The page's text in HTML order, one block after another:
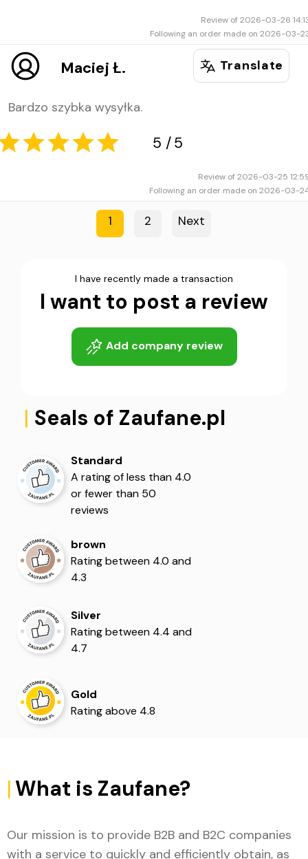
5 5
Review of 2026-03-26
Following an order made on 2026-03-
Maciej Ł. Translate
Bardzo szybka wysyłka.
5
Review of 2026-03-25
Following an order made on 2026-03-
1 2 Next
I have recently made a transaction
I want to post a review
Add company review
| Seals of Zaufane.pl
Standard
A rating of less than 4.0
or fewer than 50
reviews
brown
Rating between 4.0 and
4.3
Silver
Rating between 4.4 and
4.7
Gold
Rating above 4.8
|What is Zaufane?
Our mission is to provide B2B and B2C companies
with a service to quickly and efficiently obtain, as